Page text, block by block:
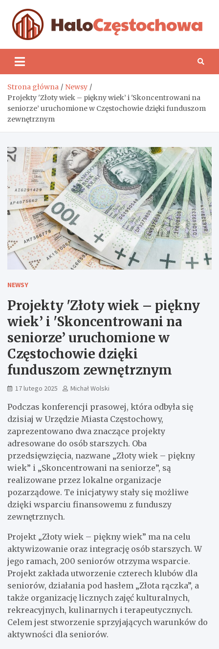
content
Strona główna
Newsy
Projekty 'Złoty wiek – piękny wiek’ i 'Skoncentrowani na
seniorze’ uruchomione w Częstochowie dzięki funduszom
zewnętrznym
NEWSY
Projekty 'Złoty wiek – piękny
wiek’ i 'Skoncentrowani na
seniorze’ uruchomione w
Częstochowie dzięki
funduszom zewnętrznym
17 lutego 2025 Michał Wolski
Podczas konferencji prasowej, która odbyła się
dzisiaj w Urzędzie Miasta Częstochowy,
zaprezentowano dwa znaczące projekty
adresowane do osób starszych. Oba
przedsięwzięcia, nazwane „Złoty wiek – piękny
wiek” i „Skoncentrowani na seniorze”, są
realizowane przez lokalne organizacje
pozarządowe. Te inicjatywy stały się możliwe
dzięki wsparciu finansowemu z funduszy
zewnętrznych.
Projekt „Złoty wiek – piękny wiek” ma na celu
aktywizowanie oraz integrację osób starszych. W
jego ramach, 200 seniorów otrzyma wsparcie.
Projekt zakłada utworzenie czterech klubów dla
seniorów, działania pod hasłem „Złota rączka”, a
także organizację licznych zajęć kulturalnych,
rekreacyjnych, kulinarnych i terapeutycznych.
Celem jest stworzenie sprzyjających warunków do
aktywności dla seniorów.